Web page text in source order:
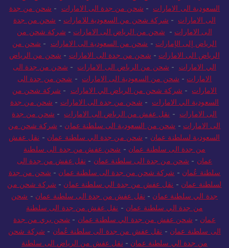
السعودية الى الامارات - شحن من جدة الى الامارات - شحن من جدة
الى الامارات - شركة شحن من السعودية للامارات - شحن من جدة
الى الامارات - شحن من الرياض الى الامارات - شركة شحن من
الرياض إلى الإمارات - شحن من السعودية الى الامارات - شحن من
الرياض الى الامارات - شحن من جدة الى الامارات - شحن من الرياض
الي الامارات - شحن من الرياض الى الامارات - شحن من جدة الى
الامارات - شحن من السعودية الى الامارات - شحن من جدة الى
الامارات - شركة شحن من الرياض الي الامارات - شركة شحن من
السعودية الي الامارات - شحن من جدة الى الامارات - شحن من جدة
الى الامارات - نقل عفش من الرياض الى الامارات - شحن من جدة
الى الامارات - شحن من السعودية الى سلطنة عمان - شركة شحن من
السعودية لسلطنة عمان - شحن من جدة الي سلطنة عمان - نقل عفش
من جدة الى سلطنة عمان - شحن عفش من جدة الى سلطنة
عمان - شحن من جدة الى سلطنة عمان - نقل عفش من جدة الى
سلطنة عُمان - شركة شحن من جدة الى سلطنة عمان - شحن من جدة
لسلطنة عمان - نقل عفش من جدة الي سلطنة عمان - شركة شحن من
جدة الي سلطنة عمان - نقل عفش من جدة الى سلطنة عمان - شحن
من جدة الي سلطنة عمان - نقل عفش من جدة الى سلطنة
عمان - شحن عفش من جدة الي سلطنة عمان - شحن بري من جدة
الى سلطنة عمان - نقل عفش من جدة الى سلطنة عُمان - شركة شحن
من جدة الي سلطنة عمان - نقل عفش من الرياض الى سلطنة